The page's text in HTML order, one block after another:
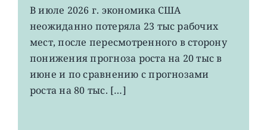
VOO:
рабочих
мест
США
неожиданно
В июле 2026 г. экономика США
неожиданно потеряла 23 тыс рабочих
мест, после пересмотренного в сторону
понижения прогноза роста на 20 тыс в
июне и по сравнению с прогнозами
роста на 80 тыс. […]